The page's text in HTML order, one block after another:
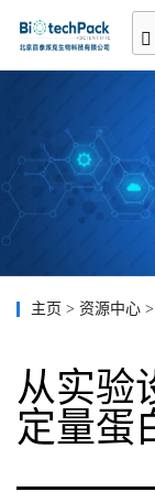
主页 > 资源中心 >
从实验
定量蛋